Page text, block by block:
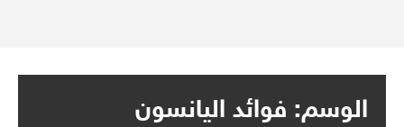
الوسم: فوائد اليانسون